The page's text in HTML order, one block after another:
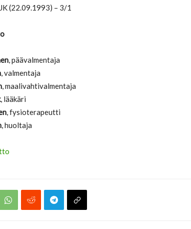
(22.09.1993) – 3/1
, päävalmentaja
, valmentaja
, maalivahtivalmentaja
, lääkäri
, fysioterapeutti
, huoltaja